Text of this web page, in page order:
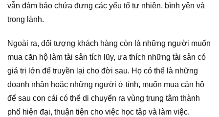
vẫn đảm bảo chứa đựng các yếu tố tự nhiên, bình yên và
trong lành.
Ngoài ra, đối tượng khách hàng còn là những người muốn
mua căn hộ làm tài sản tích lũy, ưa thích những tài sản có
giá trị lớn để truyền lại cho đời sau. Họ có thể là những
doanh nhân hoặc những người ở tỉnh, muốn mua căn hộ
để sau con cái có thể di chuyển ra vùng trung tâm thành
phố hiện đại, thuận tiện cho việc học tập và làm việc.